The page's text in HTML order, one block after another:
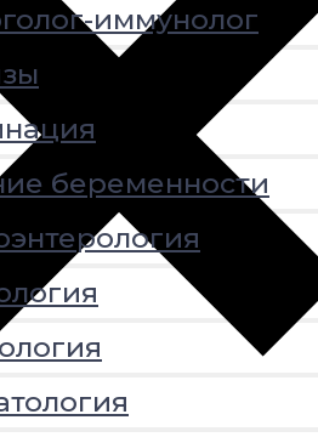
иммунолог
беременности